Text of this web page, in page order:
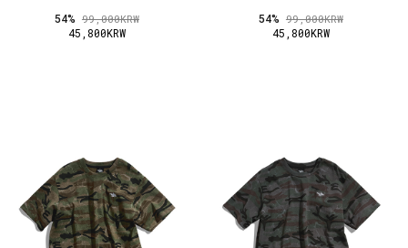
54% 99,000KRW
45,800KRW
54% 99,000KRW
45,800KRW